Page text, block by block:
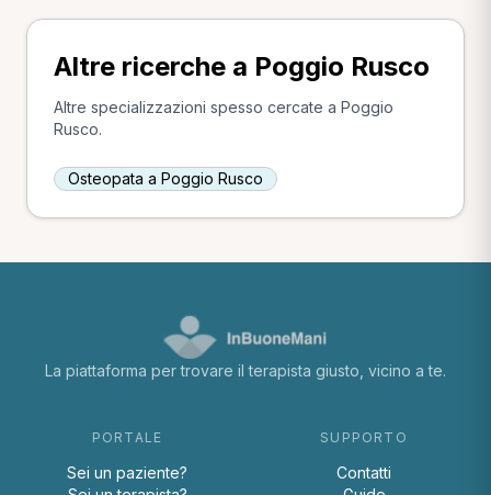
Altre ricerche a Poggio Rusco
Altre specializzazioni spesso cercate a Poggio
Rusco.
Osteopata a Poggio Rusco
La piattaforma per trovare il terapista giusto, vicino a te.
PORTALE
Sei un paziente?
SUPPORTO
Contatti